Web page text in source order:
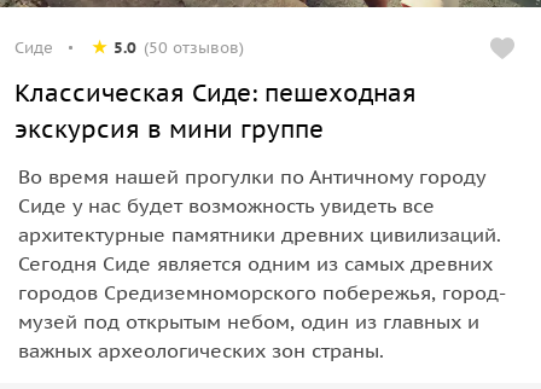
Сиде 5.0 (50 отзывов)
Классическая Сиде: пешеходная
экскурсия в мини группе
Во время нашей прогулки по Античному городу
Сиде у нас будет возможность увидеть все
архитектурные памятники древних цивилизаций.
Сегодня Сиде является одним из самых древних
городов Средиземноморского побережья, город-
музей под открытым небом, один из главных и
важных археологических зон страны.